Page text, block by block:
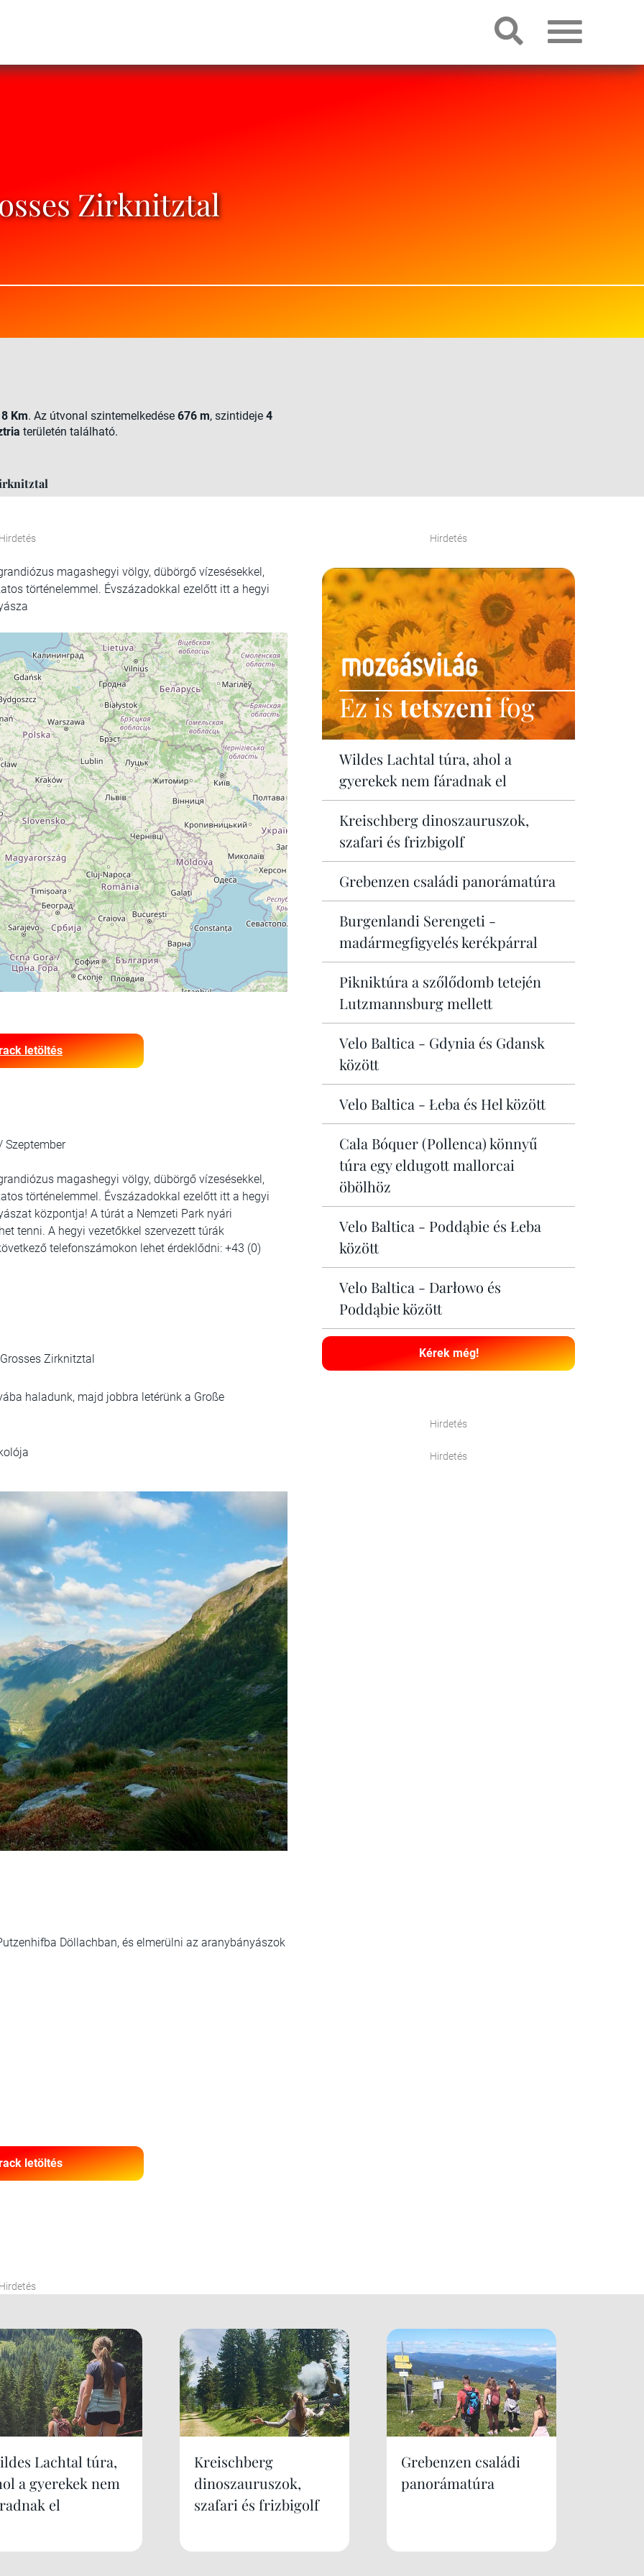
Zirknitztal
8 Km. Az útvonal szintemelkedése 676 m, szintideje 4
területén található.
magashegyi völgy, dübörgő vízesésekkel,
történelemmel. Évszázadokkal ezelőtt itt a hegyi
letöltés
magashegyi völgy, dübörgő vízesésekkel,
történelemmel. Évszázadokkal ezelőtt itt a hegyi
központja! A túrát a Nemzeti Park nyári
tenni. A hegyi vezetőkkel szervezett túrák
telefonszámokon lehet érdeklődni: +43 (0)
Zirknitztal
haladunk, majd jobbra letérünk a Große
Döllachban, és elmerülni az aranybányászok
letöltés
Hirdetés
Ez istetszenifog
Wildes Lachtal túra, ahol a
gyerekek nem fáradnak el
Kreischberg dinoszauruszok,
szafari és frizbigolf
Grebenzen családi panorámatúra
Burgenlandi Serengeti -
madármegfigyelés kerékpárral
Pikniktúra a szőlődomb tetején
Lutzmannsburg mellett
Velo Baltica - Gdynia és Gdansk
között
Velo Baltica - Łeba és Hel között
Cala Bóquer (Pollenca) könnyű
túra egy eldugott mallorcai
öbölhöz
Velo Baltica - Poddąbie és Łeba
között
Velo Baltica - Darłowo és
Poddąbie között
Kérek még!
Hirdetés
Hirdetés
Lachtal túra,
a gyerekek nem
el
Kreischberg
dinoszauruszok,
szafari és frizbigolf
Grebenzen családi
panorámatúra